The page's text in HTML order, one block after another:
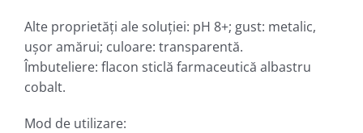
Alte proprietăţi ale soluţiei: pH 8+; gust: metalic,
uşor amărui; culoare: transparentă.
Îmbuteliere: flacon sticlă farmaceutică albastru
cobalt.
Mod de utilizare: